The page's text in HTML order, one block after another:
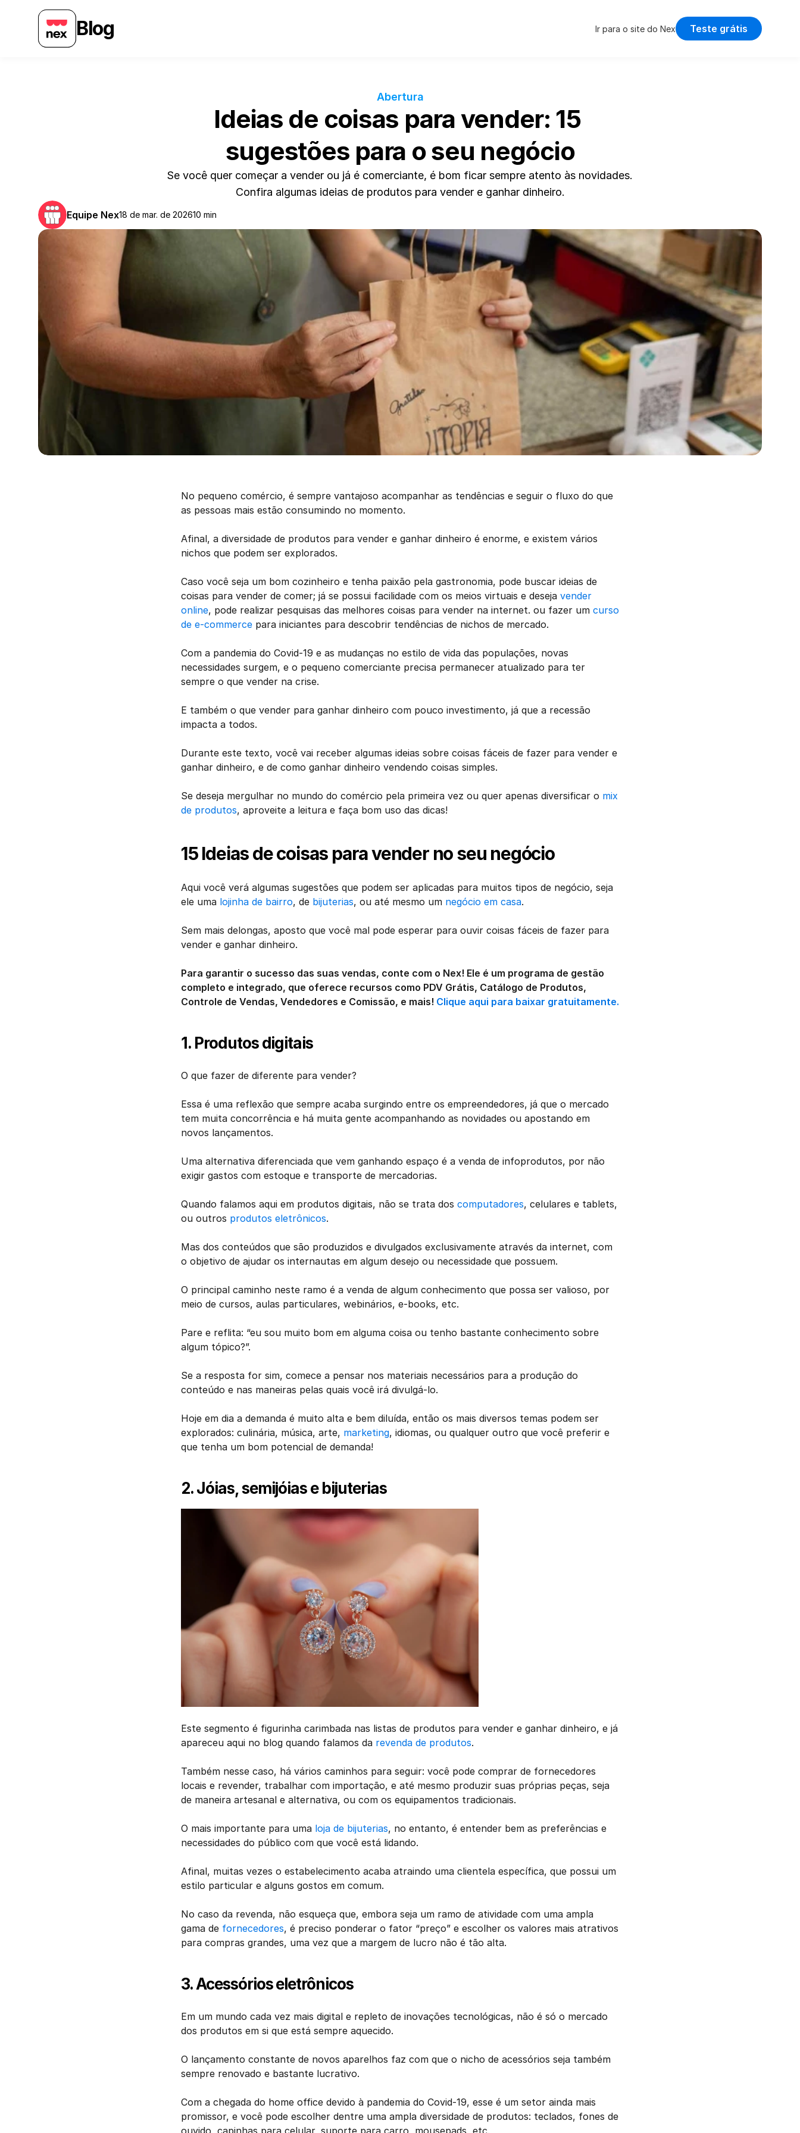
Abertura
Ideias de coisas para vender: 15
sugestões para o seu negócio
Se você quer começar a vender ou já é comerciante, é bom ficar sempre atento às novidades.
Confira algumas ideias de produtos para vender e ganhar dinheiro.
Equipe Nex18 de mar. de 202610 min
No pequeno comércio, é sempre vantajoso acompanhar as tendências e seguir o fluxo do que
as pessoas mais estão consumindo no momento.
Afinal, a diversidade de produtos para vender e ganhar dinheiro é enorme, e existem vários
nichos que podem ser explorados.
Caso você seja um bom cozinheiro e tenha paixão pela gastronomia, pode buscar ideias de
coisas para vender de comer; já se possui facilidade com os meios virtuais e deseja vender
online, pode realizar pesquisas das melhores coisas para vender na internet. ou fazer um curso
de e-commerce para iniciantes para descobrir tendências de nichos de mercado.
Com a pandemia do Covid-19 e as mudanças no estilo de vida das populações, novas
necessidades surgem, e o pequeno comerciante precisa permanecer atualizado para ter
sempre o que vender na crise.
E também o que vender para ganhar dinheiro com pouco investimento, já que a recessão
impacta a todos.
Durante este texto, você vai receber algumas ideias sobre coisas fáceis de fazer para vender e
ganhar dinheiro, e de como ganhar dinheiro vendendo coisas simples.
Se deseja mergulhar no mundo do comércio pela primeira vez ou quer apenas diversificar o mix
de produtos, aproveite a leitura e faça bom uso das dicas!
15 Ideias de coisas para vender no seu negócio
Aqui você verá algumas sugestões que podem ser aplicadas para muitos tipos de negócio, seja
ele uma lojinha de bairro, de bijuterias, ou até mesmo um negócio em casa.
Sem mais delongas, aposto que você mal pode esperar para ouvir coisas fáceis de fazer para
vender e ganhar dinheiro.
Para garantir o sucesso das suas vendas, conte com o Nex! Ele é um programa de gestão
completo e integrado, que oferece recursos como PDV Grátis, Catálogo de Produtos,
Controle de Vendas, Vendedores e Comissão, e mais! Clique aqui para baixar gratuitamente.
1. Produtos digitais
O que fazer de diferente para vender?
Essa é uma reflexão que sempre acaba surgindo entre os empreendedores, já que o mercado
tem muita concorrência e há muita gente acompanhando as novidades ou apostando em
novos lançamentos.
Uma alternativa diferenciada que vem ganhando espaço é a venda de infoprodutos, por não
exigir gastos com estoque e transporte de mercadorias.
Quando falamos aqui em produtos digitais, não se trata dos computadores, celulares e tablets,
ou outros produtos eletrônicos.
Mas dos conteúdos que são produzidos e divulgados exclusivamente através da internet, com
o objetivo de ajudar os internautas em algum desejo ou necessidade que possuem.
O principal caminho neste ramo é a venda de algum conhecimento que possa ser valioso, por
meio de cursos, aulas particulares, webinários, e-books, etc.
Pare e reflita: “eu sou muito bom em alguma coisa ou tenho bastante conhecimento sobre
algum tópico?”.
Se a resposta for sim, comece a pensar nos materiais necessários para a produção do
conteúdo e nas maneiras pelas quais você irá divulgá-lo.
Hoje em dia a demanda é muito alta e bem diluída, então os mais diversos temas podem ser
explorados: culinária, música, arte, marketing, idiomas, ou qualquer outro que você preferir e
que tenha um bom potencial de demanda!
2. Jóias, semijóias e bijuterias
Este segmento é figurinha carimbada nas listas de produtos para vender e ganhar dinheiro, e já
apareceu aqui no blog quando falamos da revenda de produtos.
Também nesse caso, há vários caminhos para seguir: você pode comprar de fornecedores
locais e revender, trabalhar com importação, e até mesmo produzir suas próprias peças, seja
de maneira artesanal e alternativa, ou com os equipamentos tradicionais.
O mais importante para uma loja de bijuterias, no entanto, é entender bem as preferências e
necessidades do público com que você está lidando.
Afinal, muitas vezes o estabelecimento acaba atraindo uma clientela específica, que possui um
estilo particular e alguns gostos em comum.
No caso da revenda, não esqueça que, embora seja um ramo de atividade com uma ampla
gama de fornecedores, é preciso ponderar o fator “preço” e escolher os valores mais atrativos
para compras grandes, uma vez que a margem de lucro não é tão alta.
3. Acessórios eletrônicos
Em um mundo cada vez mais digital e repleto de inovações tecnológicas, não é só o mercado
dos produtos em si que está sempre aquecido.
O lançamento constante de novos aparelhos faz com que o nicho de acessórios seja também
sempre renovado e bastante lucrativo.
Com a chegada do home office devido à pandemia do Covid-19, esse é um setor ainda mais
promissor, e você pode escolher dentre uma ampla diversidade de produtos: teclados, fones de
Blog Teste grátis
Ir para o site do Nex